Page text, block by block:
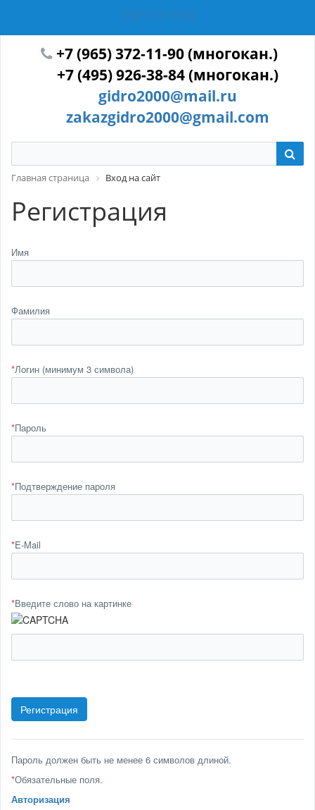
ГИДРОТЕХМАШ
+7 (965) 372-11-90 (многокан.)
+7 (495) 926-38-84 (многокан.)
gidro2000@mail.ru
zakazgidro2000@gmail.com
Главная страница Вход на сайт
Регистрация
Имя
Фамилия
*Логин (минимум 3 символа)
*Пароль
*Подтверждение пароля
*E-Mail
*Введите слово на картинке
Пароль должен быть не менее 6 символов длиной.
*Обязательные поля.
Авторизация